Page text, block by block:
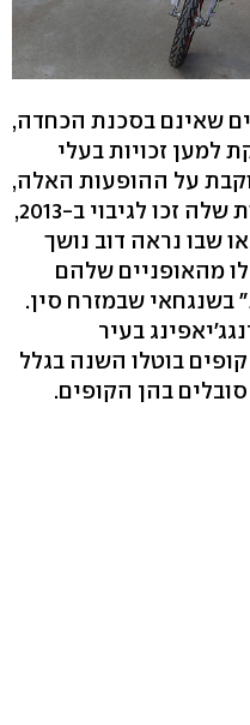
שאינם בסכנת הכחדה,
למען זכויות בעלי
על ההופעות האלה,
וטוענת כי הן אכזריות. הטענות שלה זכו לגיבוי ב-2013,
שבו נראה דוב נושך
מהאופניים שלהם
בשנגחאי שבמזרח סין.
בעיר
בוטלו השנה בגלל
בהן הקופים.